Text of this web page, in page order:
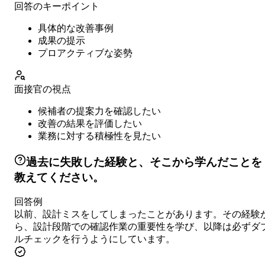
回答のキーポイント
具体的な改善事例
成果の提示
プロアクティブな姿勢
面接官の視点
候補者の提案力を確認したい
改善の結果を評価したい
業務に対する積極性を見たい
過去に失敗した経験と、そこから学んだことを
教えてください。
回答例
以前、設計ミスをしてしまったことがあります。その経験
ら、設計段階での確認作業の重要性を学び、以降は必ずダ
ルチェックを行うようにしています。